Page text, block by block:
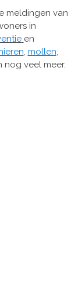
meldingen van
in
en
, mollen,
nog veel meer.